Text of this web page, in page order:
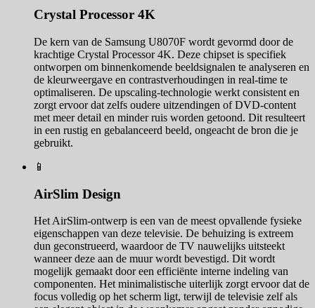
Crystal Processor 4K
De kern van de Samsung U8070F wordt gevormd door de
krachtige Crystal Processor 4K. Deze chipset is specifiek
ontworpen om binnenkomende beeldsignalen te analyseren en
de kleurweergave en contrastverhoudingen in real-time te
optimaliseren. De upscaling-technologie werkt consistent en
zorgt ervoor dat zelfs oudere uitzendingen of DVD-content
met meer detail en minder ruis worden getoond. Dit resulteert
in een rustig en gebalanceerd beeld, ongeacht de bron die je
gebruikt.
📱
AirSlim Design
Het AirSlim-ontwerp is een van de meest opvallende fysieke
eigenschappen van deze televisie. De behuizing is extreem
dun geconstrueerd, waardoor de TV nauwelijks uitsteekt
wanneer deze aan de muur wordt bevestigd. Dit wordt
mogelijk gemaakt door een efficiënte interne indeling van
componenten. Het minimalistische uiterlijk zorgt ervoor dat de
focus volledig op het scherm ligt, terwijl de televisie zelf als